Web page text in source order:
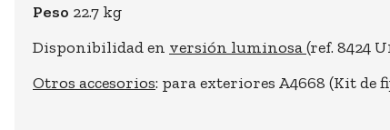
Peso 22.7 kg
Disponibilidad en versión luminosa(ref. 8424
Otros accesorios: para exteriores A4668 (Kit de